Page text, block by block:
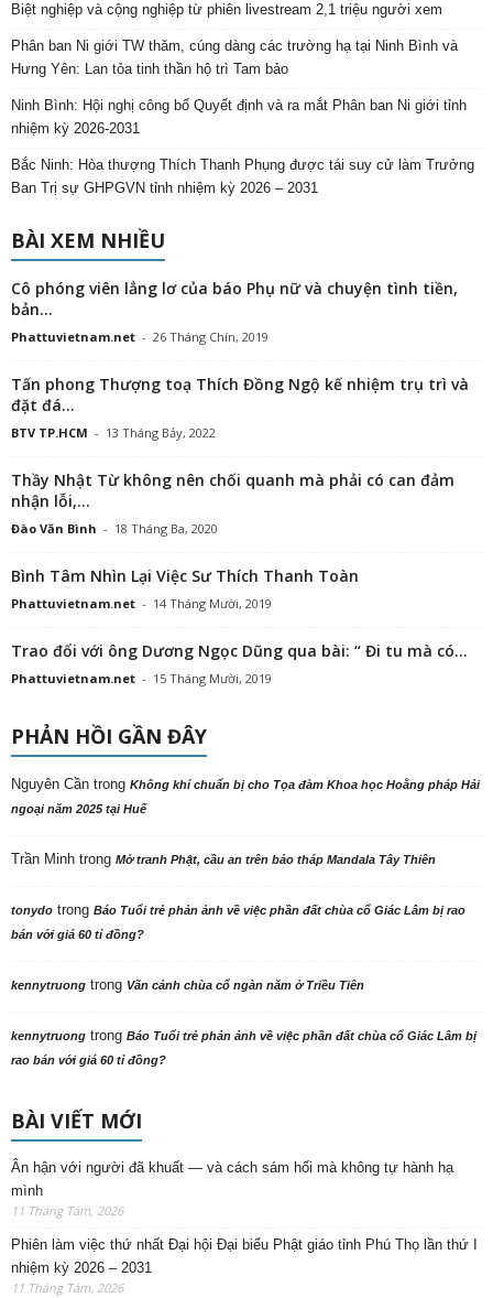
Biệt nghiệp và cộng nghiệp từ phiên livestream 2,1 triệu người xem
Phân ban Ni giới TW thăm, cúng dàng các trường hạ tại Ninh Bình và
Hưng Yên: Lan tỏa tinh thần hộ trì Tam bảo
Ninh Bình: Hội nghị công bố Quyết định và ra mắt Phân ban Ni giới tỉnh
nhiệm kỳ 2026-2031
Bắc Ninh: Hòa thượng Thích Thanh Phụng được tái suy cử làm Trưởng
Ban Trị sự GHPGVN tỉnh nhiệm kỳ 2026 – 2031
BÀI XEM NHIỀU
Cô phóng viên lẳng lơ của báo Phụ nữ và chuyện tình tiền,
bản...
Phattuvietnam.net - 26 Tháng Chín, 2019
Tấn phong Thượng toạ Thích Đồng Ngộ kế nhiệm trụ trì và
đặt đá...
BTV TP.HCM - 13 Tháng Bảy, 2022
Thầy Nhật Từ không nên chối quanh mà phải có can đảm
nhận lỗi,...
Đào Văn Bình - 18 Tháng Ba, 2020
Bình Tâm Nhìn Lại Việc Sư Thích Thanh Toàn
Phattuvietnam.net - 14 Tháng Mười, 2019
Trao đổi với ông Dương Ngọc Dũng qua bài: “ Đi tu mà có...
Phattuvietnam.net - 15 Tháng Mười, 2019
PHẢN HỒI GẦN ĐÂY
Nguyên Cần trong Không khí chuẩn bị cho Tọa đàm Khoa học Hoằng pháp Hải
ngoại năm 2025 tại Huế
Trần Minh trong Mở tranh Phật, cầu an trên bảo tháp Mandala Tây Thiên
tonydo trong Báo Tuổi trẻ phản ảnh về việc phần đất chùa cổ Giác Lâm bị rao
bán với giá 60 tỉ đồng?
kennytruong trong Vãn cảnh chùa cổ ngàn năm ở Triều Tiên
kennytruong trong Báo Tuổi trẻ phản ảnh về việc phần đất chùa cổ Giác Lâm bị
rao bán với giá 60 tỉ đồng?
BÀI VIẾT MỚI
Ân hận với người đã khuất — và cách sám hối mà không tự hành hạ
mình
11 Tháng Tám, 2026
Phiên làm việc thứ nhất Đại hội Đại biểu Phật giáo tỉnh Phú Thọ lần thứ I
nhiệm kỳ 2026 – 2031
11 Tháng Tám, 2026